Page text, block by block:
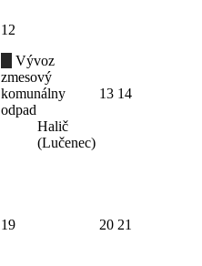
12
Vývoz
zmesový
komunálny
odpad
Halič
(Lučenec)
13 14
19 20 21